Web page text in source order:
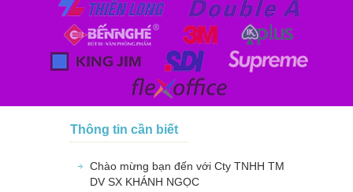
Thông tin cần biết
Chào mừng bạn đến với Cty TNHH TM
DV SX KHÁNH NGỌC